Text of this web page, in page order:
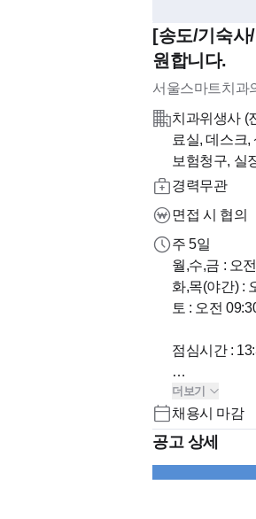
[송도/기숙
원합니다.
서울스마트치과
치과위생사 (
료실, 데스크
보험청구, 실
경력무관
면접 시 협의
주 5일
월,수,금 : 오
화,목(야간) :
토 : 오전
점심시간 :
※ 주 5일 근
더보기
채용시 마감
공고 상세